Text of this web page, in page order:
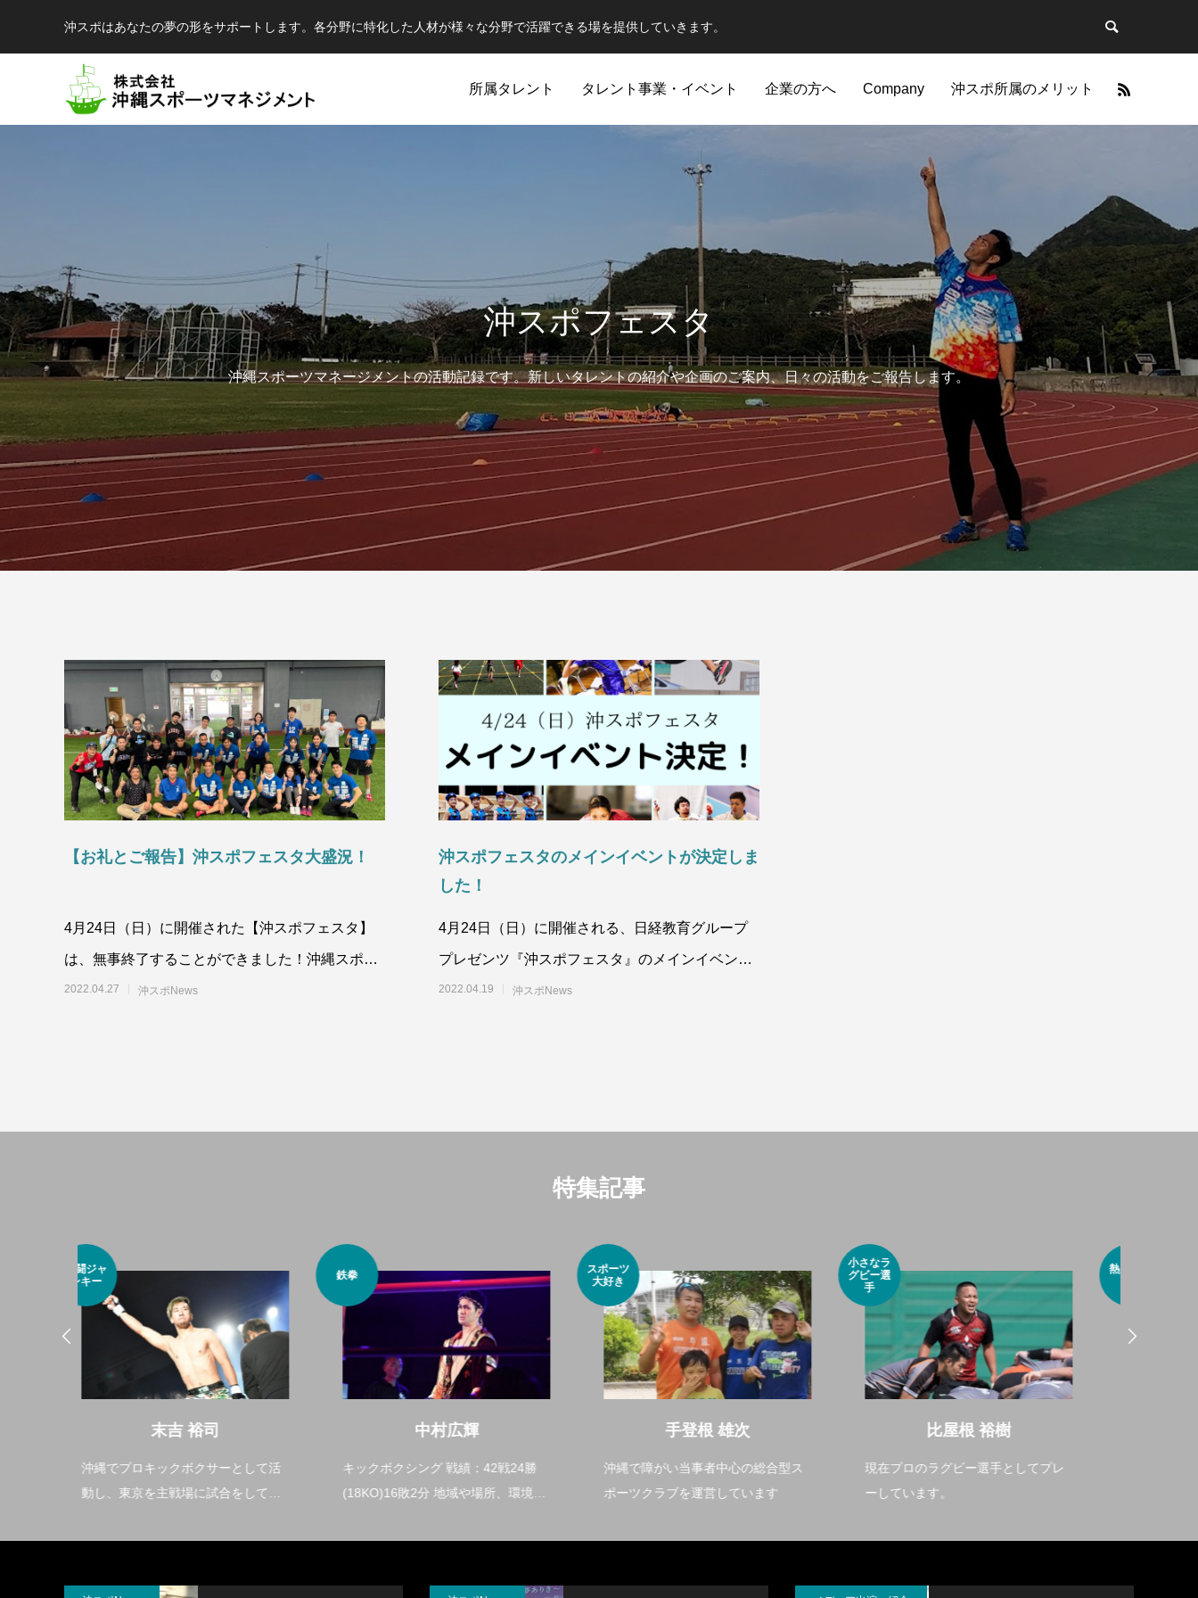
沖スポはあなたの夢の形をサポートします。各分野に特化した人材が様々な分野で活躍できる場を提供していきます。
所属タレント タレント事業・イベント 企業の方へ Company 沖スポ所属のメリット
陸
結果が出るとは限らない、でも才能が全て
ではない！
球
球を操る技を磨く、制約の中での駆け引き
武
心技体全てを用い相手を倒す。今日の敵は
明日の友
力
瞬発力・持続力・筋肉のポテンシャルを引
き出す
技
一つのことを極めるとそれは特別な力にな
る。
沖スポフェスタ
沖縄スポーツマネージメントの活動記録です。新しいタレントの紹介や企画のご案内、日々の活動をご報告します。
【お礼とご報告】沖スポフェスタ大盛況！
4月24日（日）に開催された【沖スポフェスタ】
は、無事終了することができました！沖縄スポー
ツマネジメントとしては、初めて
2022.04.27 沖スポNews
沖スポフェスタのメインイベントが決定しま
した！
4月24日（日）に開催される、日経教育グループ
プレゼンツ『沖スポフェスタ』のメインイベント
が決まりました！&#x
2022.04.19 沖スポNews
特集記事
鉄拳
中村広輝
キックボクシング 戦績：42戦24勝
(18KO)16敗2分 地域や場所、環境に
チャンスはある。培った技術と心を
スポーツ
大好き
手登根 雄次
沖縄で障がい当事者中心の総合型ス
ポーツクラブを運営しています
小さなラ
グビー選
手
比屋根 裕樹
現在プロのラグビー選手としてプレ
ーしています。
熱血コー
チ
津波古ノア
沖縄のバスケを世界へ広げる指導者